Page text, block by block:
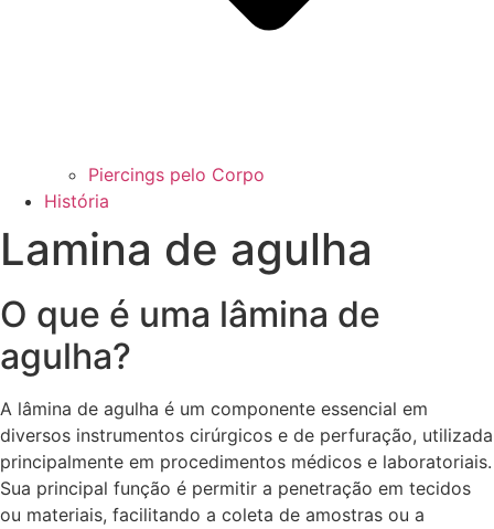
Piercings pelo Corpo
História
Lamina de agulha
O que é uma lâmina de
agulha?
A lâmina de agulha é um componente essencial em
diversos instrumentos cirúrgicos e de perfuração, utilizada
principalmente em procedimentos médicos e laboratoriais.
Sua principal função é permitir a penetração em tecidos
ou materiais, facilitando a coleta de amostras ou a